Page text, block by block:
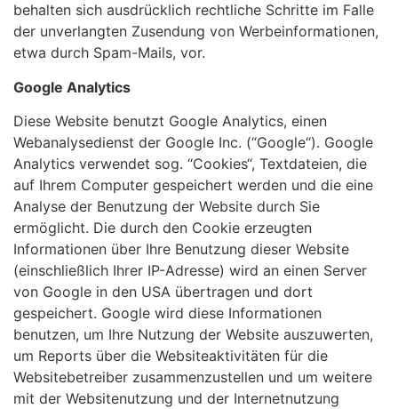
behalten sich ausdrücklich rechtliche Schritte im Falle
der unverlangten Zusendung von Werbeinformationen,
etwa durch Spam-Mails, vor.
Google Analytics
Diese Website benutzt Google Analytics, einen
Webanalysedienst der Google Inc. (“Google“). Google
Analytics verwendet sog. “Cookies“, Textdateien, die
auf Ihrem Computer gespeichert werden und die eine
Analyse der Benutzung der Website durch Sie
ermöglicht. Die durch den Cookie erzeugten
Informationen über Ihre Benutzung dieser Website
(einschließlich Ihrer IP-Adresse) wird an einen Server
von Google in den USA übertragen und dort
gespeichert. Google wird diese Informationen
benutzen, um Ihre Nutzung der Website auszuwerten,
um Reports über die Websiteaktivitäten für die
Websitebetreiber zusammenzustellen und um weitere
mit der Websitenutzung und der Internetnutzung